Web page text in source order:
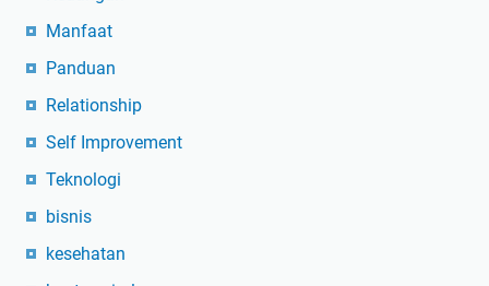
Manfaat
Panduan
Relationship
Self Improvement
Teknologi
bisnis
kesehatan